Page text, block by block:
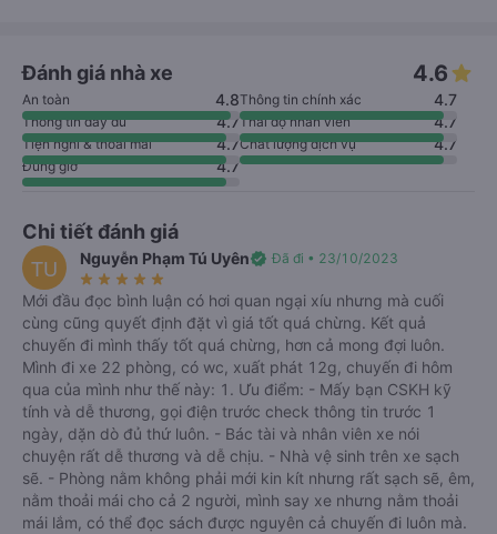
Đánh giá nhà xe 4.6
An toàn 4.8Thông tin chính xác 4.7
Thông tin đầy đủ 4.7Thái độ nhân viên 4.7
Tiện nghi & thoải mái 4.7Chất lượng dịch vụ 4.7
Đúng giờ 4.7
Chi tiết đánh giá
TU Nguyễn Phạm Tú Uyênverified Đã đi • 23/10/2023
star_rate star_rate star_rate star_rate star_rate
Mới đầu đọc bình luận có hơi quan ngại xíu nhưng mà cuối
cùng cũng quyết định đặt vì giá tốt quá chừng. Kết quả
chuyến đi mình thấy tốt quá chừng, hơn cả mong đợi luôn.
Mình đi xe 22 phòng, có wc, xuất phát 12g, chuyến đi hôm
qua của mình như thế này: 1. Ưu điểm: - Mấy bạn CSKH kỹ
tính và dễ thương, gọi điện trước check thông tin trước 1
ngày, dặn dò đủ thứ luôn. - Bác tài và nhân viên xe nói
chuyện rất dễ thương và dễ chịu. - Nhà vệ sinh trên xe sạch
sẽ. - Phòng nằm không phải mới kin kít nhưng rất sạch sẽ, êm,
nằm thoải mái cho cả 2 người, mình say xe nhưng nằm thoải
mái lắm, có thể đọc sách được nguyên cả chuyến đi luôn mà.